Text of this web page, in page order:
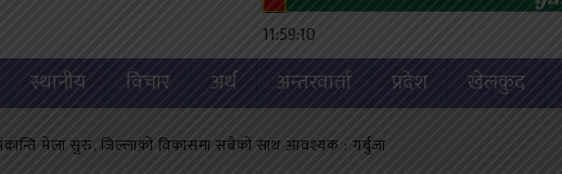
11:59:11
स्थानीय विचार अर्थ अन्तरवार्ता प्रदेश खेलकुद
मेला सुरु, जिल्लाको विकासमा सबैको साथ आवश्यक : गर्बुजा